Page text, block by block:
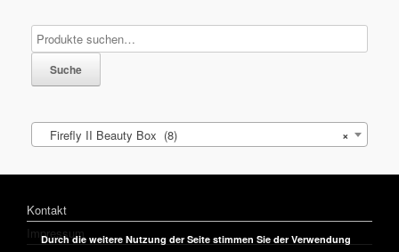
Suche
×
Firefly II Beauty Box (8)
Kontakt
Impressum
Durch die weitere Nutzung der Seite stimmen Sie der Verwendung